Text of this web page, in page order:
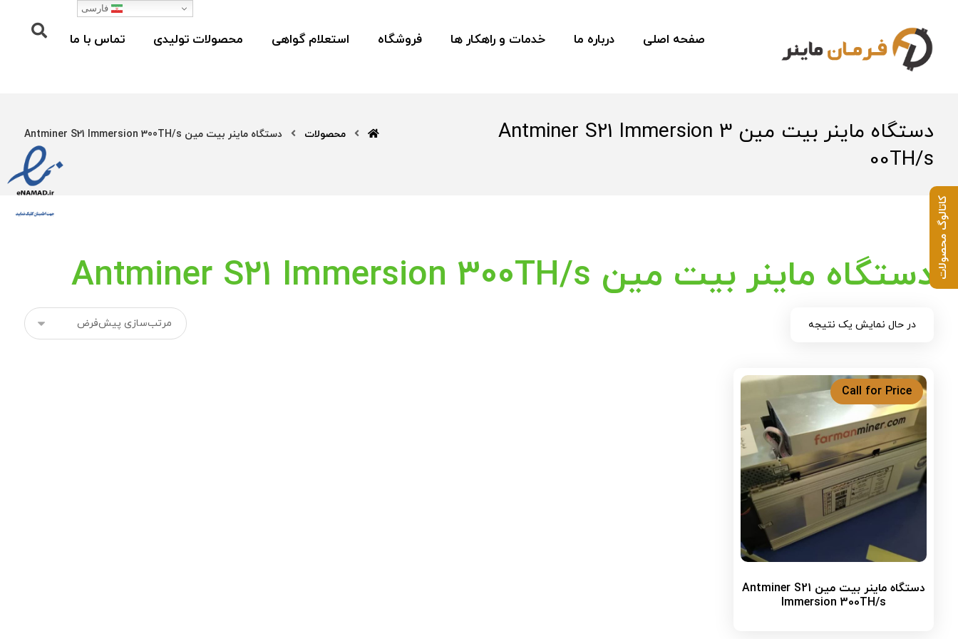
صفحه اصلی درباره ما خدمات و راهکار ها فروشگاه استعلام گواهی محصولات تولیدی تماس با ما
دستگاه ماینر بیت مین Antminer S21 Immersion 3
00TH/s
محصولات دستگاه ماینر بیت مین Antminer S21 Immersion 300TH/s
دستگاه ماینر بیت مین Antminer S21 Immersion 300TH/s
در حال نمایش یک نتیجه
دستگاه ماینر بیت مین Antminer S21
Immersion 300TH/s
Call for Price
فارسی
کاتالوگ محصولات